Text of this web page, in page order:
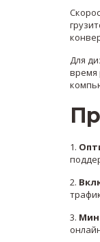
Для
время
1.
2.
3.